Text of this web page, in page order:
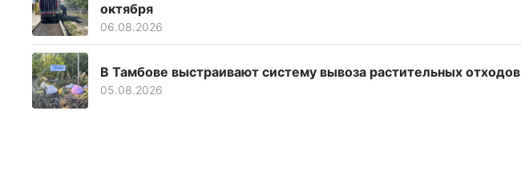
октября
06.08.2026
В Тамбове выстраивают систему вывоза растительных отходов
05.08.2026